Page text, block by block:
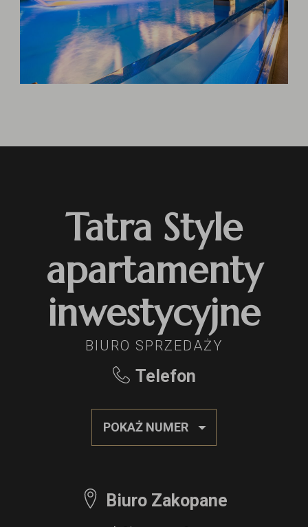
Tatra Style
apartamenty
inwestycyjne
BIURO SPRZEDAŻY
Telefon
POKAŻ NUMER
Biuro Zakopane